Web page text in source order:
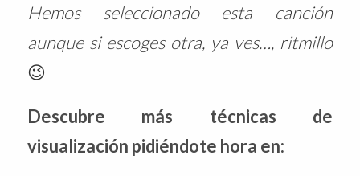
Hemos seleccionado esta canción
aunque si escoges otra, ya ves…, ritmillo
😉
Descubre más técnicas de
visualización pidiéndote hora en: